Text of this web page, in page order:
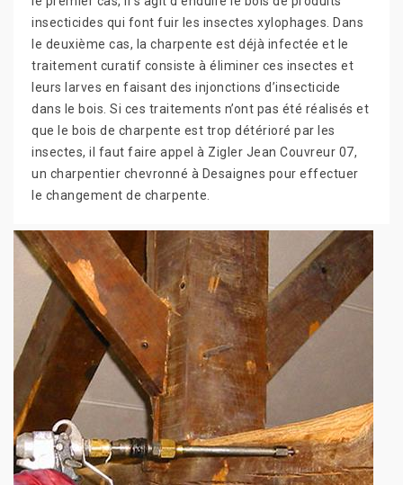
insecticides qui font fuir les insectes xylophages. Dans
le deuxième cas, la charpente est déjà infectée et le
traitement curatif consiste à éliminer ces insectes et
leurs larves en faisant des injonctions d’insecticide
dans le bois. Si ces traitements n’ont pas été réalisés et
que le bois de charpente est trop détérioré par les
insectes, il faut faire appel à Zigler Jean Couvreur 07,
un charpentier chevronné à Desaignes pour effectuer
le changement de charpente.